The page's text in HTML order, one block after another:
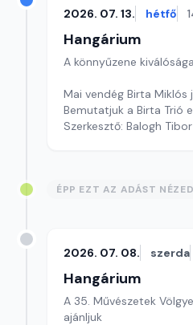
2026. 07. 13. hétfő
Hangárium
A könnyűzene
Mai vendég Birta Miklós
Bemutatjuk a Birta Trió
Szerkesztő: Balogh Tibor
ÉPP EZT AZ ADÁST NÉZED
2026. 07. 08. szerda
Hangárium
A 35. Művészetek
ajánljuk